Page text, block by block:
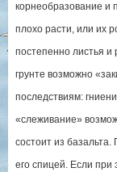
корнеобразование и
плохо расти, или их
постепенно листья
грунте возможно
последствиям:
«слеживание»
состоит из
его спицей. Если при